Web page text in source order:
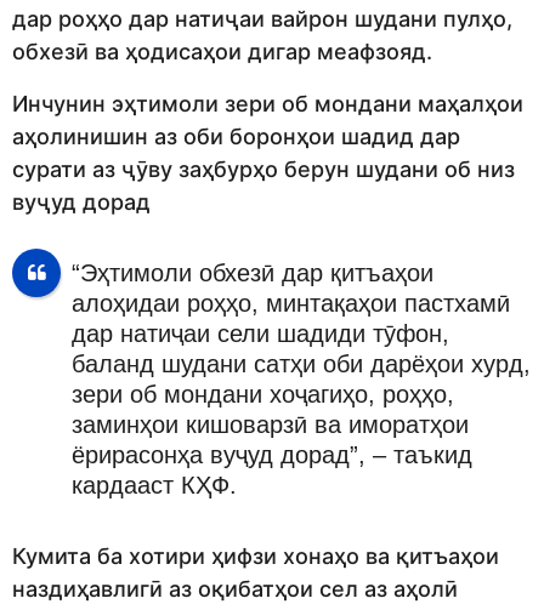
дар роҳҳо дар натиҷаи вайрон шудани пулҳо,
обхезӣ ва ҳодисаҳои дигар меафзояд.
Инчунин эҳтимоли зери об мондани маҳалҳои
аҳолинишин аз оби боронҳои шадид дар
сурати аз ҷӯву заҳбурҳо берун шудани об низ
вуҷуд дорад
“Эҳтимоли обхезӣ дар қитъаҳои
алоҳидаи роҳҳо, минтақаҳои пастхамӣ
дар натиҷаи сели шадиди тӯфон,
баланд шудани сатҳи оби дарёҳои хурд,
зери об мондани хоҷагиҳо, роҳҳо,
заминҳои кишоварзӣ ва иморатҳои
ёрирасонҳа вуҷуд дорад”, – таъкид
кардааст КҲФ.
Кумита ба хотири ҳифзи хонаҳо ва қитъаҳои
наздиҳавлигӣ аз оқибатҳои сел аз аҳолӣ